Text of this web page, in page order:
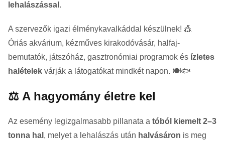
lehalászással .
A szervezők igazi élménykavalkáddal készülnek! 🎪
Óriás akvárium, kézműves kirakodóvásár, halfaj-
bemutatók, játszóház, gasztronómiai programok és ízletes
halételek várják a látogatókat mindkét napon. 🍽️🐟
⚖️ A hagyomány életre kel
Az esemény legizgalmasabb pillanata a tóból kiemelt 2–3
tonna hal , melyet a lehalászás után halvásáron is meg